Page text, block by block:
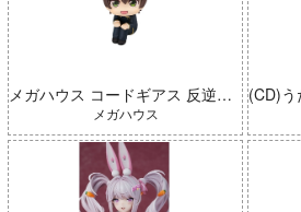
メガハウス コードギアス 反逆のルルーシュ るかっぷ 枢木スザク 完成品
メガハウス